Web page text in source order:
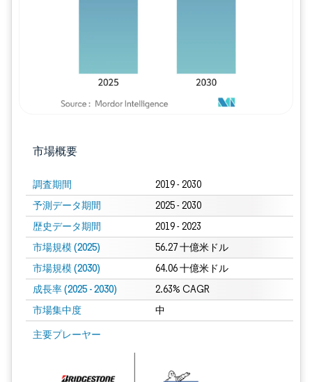
市場概要
調査期間 2019 - 2030
予測データ期間 2025 - 2030
歴史データ期間 2019 - 2023
市場規模 (2025) 56.27 十億米ドル
市場規模 (2030) 64.06 十億米ドル
成長率 (2025 - 2030) 2.63% CAGR
市場集中度 中
主要プレーヤー
画像 © Mordor Intelligence。再利用にはCC BY 4.0の表示が必要です。